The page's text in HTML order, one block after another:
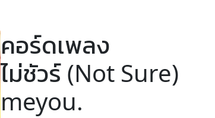
คอร์ดเพลง
ไม่ชัวร์ (Not Sure)
meyou.